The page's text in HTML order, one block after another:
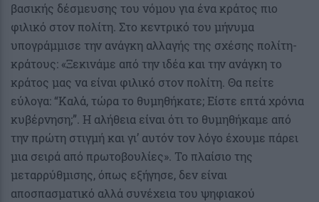
βασικής δέσμευσης του νόμου για ένα κράτος πιο
φιλικό στον πολίτη. Στο κεντρικό του μήνυμα
υπογράμμισε την ανάγκη αλλαγής της σχέσης πολίτη-
κράτους: «Ξεκινάμε από την ιδέα και την ανάγκη το
κράτος μας να είναι φιλικό στον πολίτη. Θα πείτε
εύλογα: “Καλά, τώρα το θυμηθήκατε; Είστε επτά χρόνια
κυβέρνηση;”. Η αλήθεια είναι ότι το θυμηθήκαμε από
την πρώτη στιγμή και γι’ αυτόν τον λόγο έχουμε πάρει
μια σειρά από πρωτοβουλίες». Το πλαίσιο της
μεταρρύθμισης, όπως εξήγησε, δεν είναι
αποσπασματικό αλλά συνέχεια του ψηφιακού